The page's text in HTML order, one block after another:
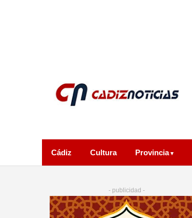
Cádiz Cultura Provincia
- publicidad -